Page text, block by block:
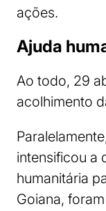
ações.
Ajuda
Ao todo, 29
acolhimento
intensificou a
humanitária
Goiana,